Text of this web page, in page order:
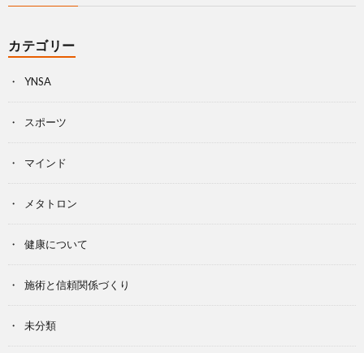
カテゴリー
YNSA
スポーツ
マインド
メタトロン
健康について
施術と信頼関係づくり
未分類